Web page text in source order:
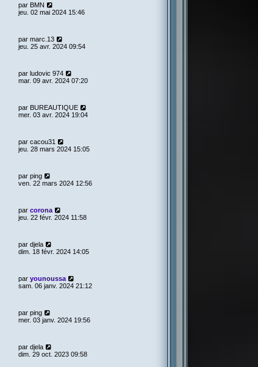
par BMN
jeu. 02 mai 2024 15:46
par marc.13
jeu. 25 avr. 2024 09:54
par ludovic 974
mar. 09 avr. 2024 07:20
par BUREAUTIQUE
mer. 03 avr. 2024 19:04
par cacou31
jeu. 28 mars 2024 15:05
par ping
ven. 22 mars 2024 12:56
par corona
jeu. 22 févr. 2024 11:58
par djela
dim. 18 févr. 2024 14:05
par younoussa
sam. 06 janv. 2024 21:12
par ping
mer. 03 janv. 2024 19:56
par djela
dim. 29 oct. 2023 09:58